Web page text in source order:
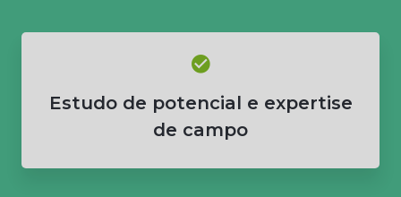
Estudo de potencial e expertise
de campo